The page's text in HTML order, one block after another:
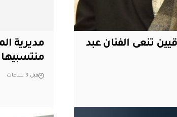
تنعى الفنان عبد
مديرية
منتسبيها
قبل 3 ساعات